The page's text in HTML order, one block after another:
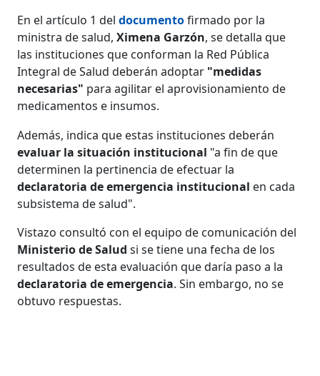
En el artículo 1 deldocumentofirmado por la
ministra de salud,Ximena Garzón, se detalla que
las instituciones que conforman la Red Pública
Integral de Salud deberán adoptar "medidas
necesarias" para agilitar el aprovisionamiento de
medicamentos e insumos.
Además, indica que estas instituciones deberán
evaluar la situación institucional "a fin de que
determinen la pertinencia de efectuar la
declaratoria de emergencia institucional en cada
subsistema de salud".
Vistazo consultó con el equipo de comunicación del
Ministerio de Saludsi se tiene una fecha de los
resultados de esta evaluación que daría paso a la
declaratoria de emergencia. Sin embargo, no se
obtuvo respuestas.